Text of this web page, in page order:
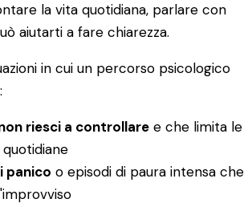
la vita quotidiana, parlare con
aiutarti a fare chiarezza.
in cui un percorso psicologico
riesci a controllare e che limita le
panico o episodi di paura intensa che